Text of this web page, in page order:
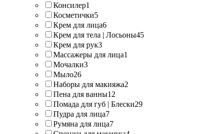
Консилер1
Косметички5
Крем для лица6
Крем для тела | Лосьоны45
Крем для рук3
Массажеры для лица1
Мочалки3
Мыло26
Наборы для макияжа2
Пена для ванны12
Помада для губ | Блески29
Пудра для лица7
Румяна для лица7